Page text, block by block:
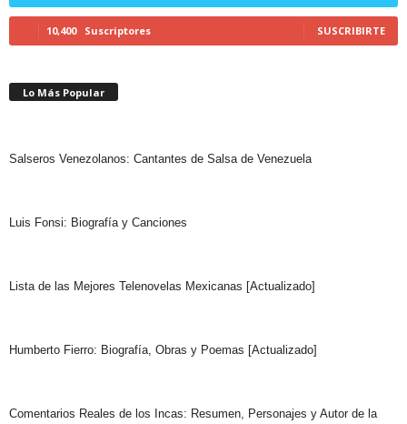
10,400 Suscriptores SUSCRIBIRTE
Lo Más Popular
Salseros Venezolanos: Cantantes de Salsa de Venezuela
Luis Fonsi: Biografía y Canciones
Lista de las Mejores Telenovelas Mexicanas [Actualizado]
Humberto Fierro: Biografía, Obras y Poemas [Actualizado]
Comentarios Reales de los Incas: Resumen, Personajes y Autor de la